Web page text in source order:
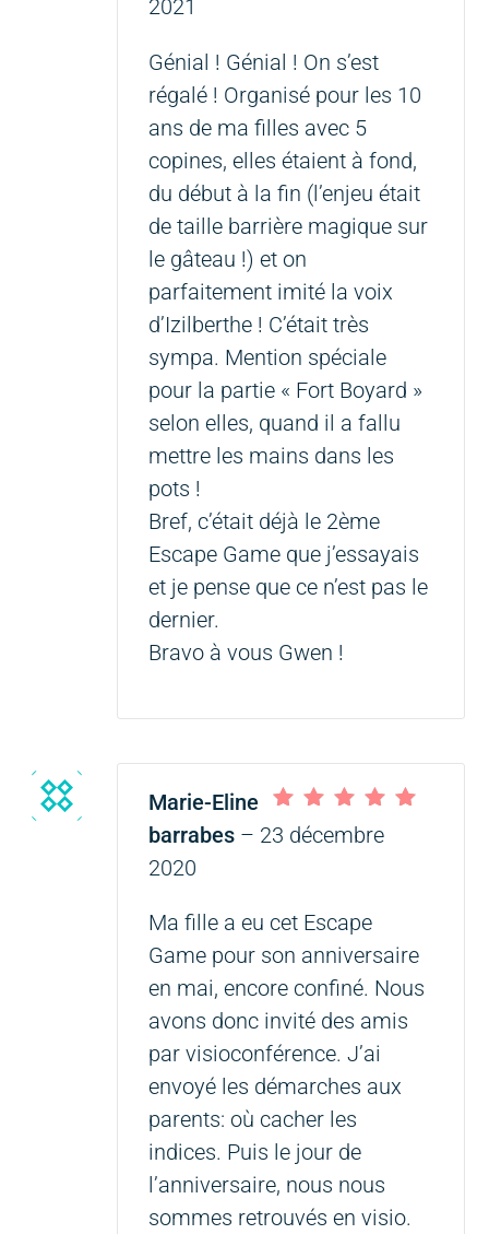
2021
Génial ! Génial ! On s’est
régalé ! Organisé pour les 10
ans de ma filles avec 5
copines, elles étaient à fond,
du début à la fin (l’enjeu était
de taille barrière magique sur
le gâteau !) et on
parfaitement imité la voix
d’Izilberthe ! C’était très
sympa. Mention spéciale
pour la partie « Fort Boyard »
selon elles, quand il a fallu
mettre les mains dans les
pots !
Bref, c’était déjà le 2ème
Escape Game que j’essayais
et je pense que ce n’est pas le
dernier.
Bravo à vous Gwen !
Note sur 5
Marie-Eline
barrabes – 23 décembre
2020
Ma fille a eu cet Escape
Game pour son anniversaire
en mai, encore confiné. Nous
avons donc invité des amis
par visioconférence. J’ai
envoyé les démarches aux
parents: où cacher les
indices. Puis le jour de
l’anniversaire, nous nous
sommes retrouvés en visio.